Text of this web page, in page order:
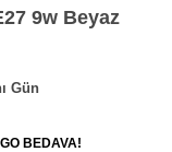
9w Beyaz
Gün
BEDAVA!